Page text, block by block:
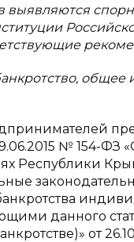
общее
№ 154-ФЗ
Республики
данного
от